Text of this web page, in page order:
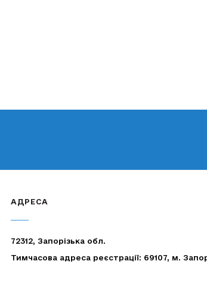
АДРЕСА
72312, Запорізька обл.
Тимчасова адреса реєстрації: 69107, м.